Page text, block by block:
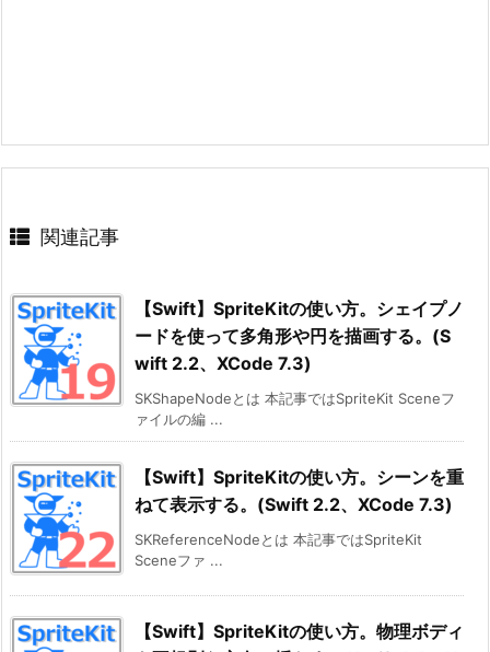
関連記事
【Swift】SpriteKitの使い方。シェイプノ
ードを使って多角形や円を描画する。(S
wift 2.2、XCode 7.3)
SKShapeNodeとは 本記事ではSpriteKit Sceneフ
ァイルの編 ...
【Swift】SpriteKitの使い方。シーンを重
ねて表示する。(Swift 2.2、XCode 7.3)
SKReferenceNodeとは 本記事ではSpriteKit
Sceneファ ...
【Swift】SpriteKitの使い方。物理ボディ